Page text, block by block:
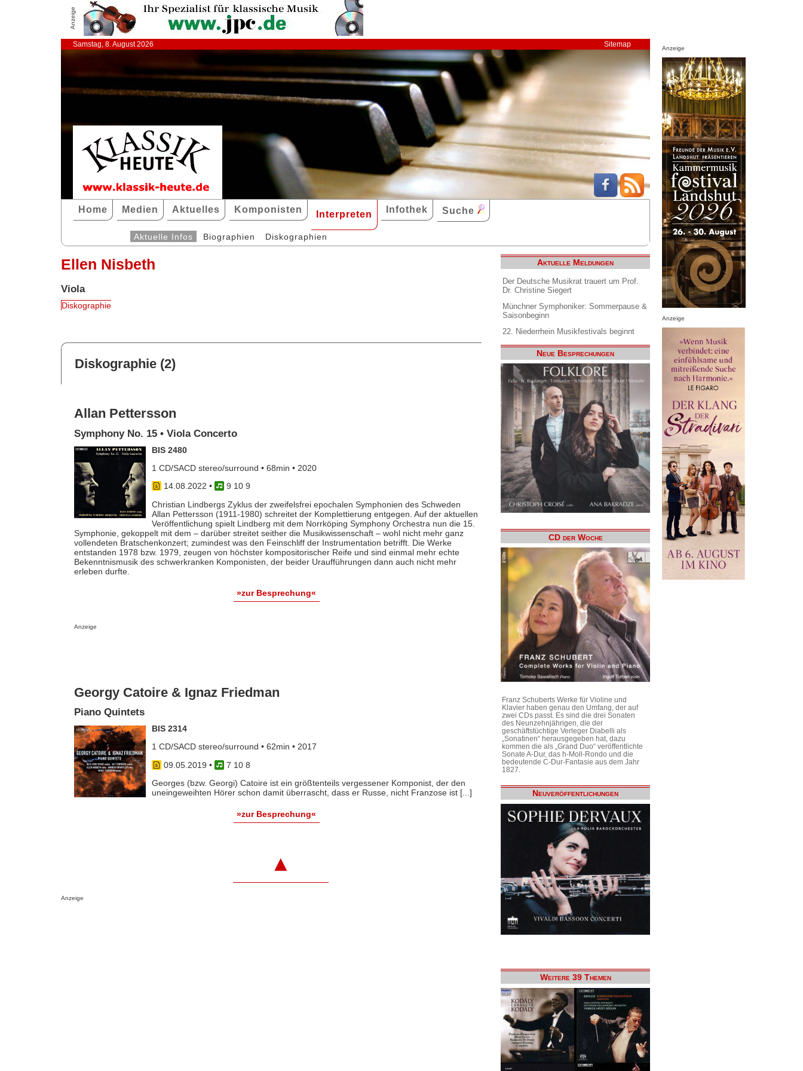
Anzeige
Samstag, 8. August 2026 Sitemap
Home Medien Aktuelles Komponisten Interpreten Infothek Suche
Aktuelle Infos Biographien Diskographien
Ellen Nisbeth
Viola
Diskographie
Diskographie (2)
Allan Pettersson
Symphony No. 15 • Viola Concerto
BIS 2480
1 CD/SACD stereo/surround • 68min • 2020
14.08.2022 •
9 10 9
Christian Lindbergs Zyklus der zweifelsfrei epochalen Symphonien des Schweden
Allan Pettersson (1911-1980) schreitet der Komplettierung entgegen. Auf der aktuellen
Veröffentlichung spielt Lindberg mit dem Norrköping Symphony Orchestra nun die 15.
Symphonie, gekoppelt mit dem – darüber streitet seither die Musikwissenschaft – wohl nicht mehr ganz
vollendeten Bratschenkonzert; zumindest was den Feinschliff der Instrumentation betrifft. Die Werke
entstanden 1978 bzw. 1979, zeugen von höchster kompositorischer Reife und sind einmal mehr echte
Bekenntnismusik des schwerkranken Komponisten, der beider Uraufführungen dann auch nicht mehr
erleben durfte.
»zur Besprechung«
Anzeige
Georgy Catoire & Ignaz Friedman
Piano Quintets
BIS 2314
1 CD/SACD stereo/surround • 62min • 2017
09.05.2019 •
7 10 8
Georges (bzw. Georgi) Catoire ist ein größtenteils vergessener Komponist, der den
uneingeweihten Hörer schon damit überrascht, dass er Russe, nicht Franzose ist [...]
»zur Besprechung«
▲
Anzeige
Aktuelle Meldungen
Der Deutsche Musikrat trauert um Prof.
Dr. Christine Siegert
Münchner Symphoniker: Sommerpause &
Saisonbeginn
22. Niederrhein Musikfestivals beginnt
Neue Besprechungen
CD der Woche
Franz Schuberts Werke für Violine und
Klavier haben genau den Umfang, der auf
zwei CDs passt. Es sind die drei Sonaten
des Neunzehnjährigen, die der
geschäftstüchtige Verleger Diabelli als
„Sonatinen“ herausgegeben hat, dazu
kommen die als „Grand Duo“ veröffentlichte
Sonate A-Dur, das h-Moll-Rondo und die
bedeutende C-Dur-Fantasie aus dem Jahr
1827.
Neuveröffentlichungen
Weitere 39 Themen
Anzeige
Anzeige